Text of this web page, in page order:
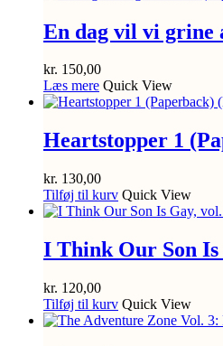
En dag vil vi grine
kr. 150,00
Læs mere Quick View
Heartstopper 1
kr. 130,00
Tilføj til kurv Quick View
I Think Our Son Is
kr. 120,00
Tilføj til kurv Quick View